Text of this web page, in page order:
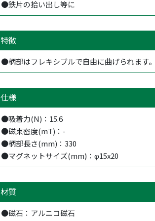
●鉄片の拾い出し等に
特徴
●柄部はフレキシブルで自由に曲げられます
仕様
●吸着力(N)：15.6
●磁束密度(mT)：-
●柄部長さ(mm)：330
●マグネットサイズ(mm)：φ15x20
材質
●磁石：アルニコ磁石